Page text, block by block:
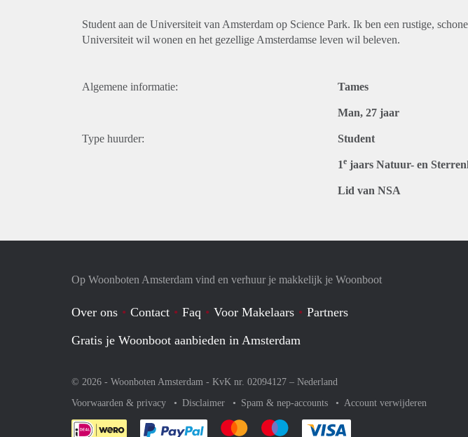
Student aan de Universiteit van Amsterdam op Science Park. Ik ben een rustige,
Universiteit wil wonen en het gezellige Amsterdamse leven wil beleven.
Algemene informatie: Tames
Man, 27 jaar
Type huurder: Student
1e jaars Natuur- en
Lid van NSA
Op Woonboten Amsterdam vind en verhuur je makkelijk je Woonboot
Over ons Contact Faq Voor Makelaars
Partners
Gratis je Woonboot aanbieden in Amsterdam
© 2026 - Woonboten Amsterdam - KvK nr. 02094127 – Nederland
Voorwaarden & privacy
Disclaimer Spam & nep-accounts Account verwijderen
Je rekent gemakkelijk af met Paypal
Je rekent gemakkelijk af met Mastercard
Je rekent gemakkelijk af met Meastro